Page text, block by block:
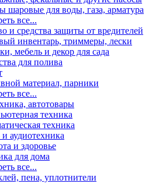
шаровые для воды, газа, арматура
все...
и средства защиты от вредителей
инвентарь, триммеры, лески
мебель и декор для сада
для полива
материал, парники
все...
автотовары
техника
техника
и аудиотехника
и здоровье
для дома
все...
пена, уплотнители